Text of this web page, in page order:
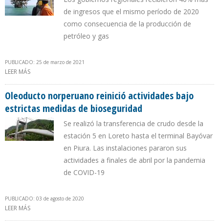
de ingresos que el mismo período de 2020
como consecuencia de la producción de
petróleo y gas
PUBLICADO: 25 de marzo de 2021
LEER MÁS
Oleoducto norperuano reinició actividades bajo
estrictas medidas de bioseguridad
Se realizó la transferencia de crudo desde la
estación 5 en Loreto hasta el terminal Bayóvar
en Piura. Las instalaciones pararon sus
actividades a finales de abril por la pandemia
de COVID-19
PUBLICADO: 03 de agosto de 2020
LEER MÁS